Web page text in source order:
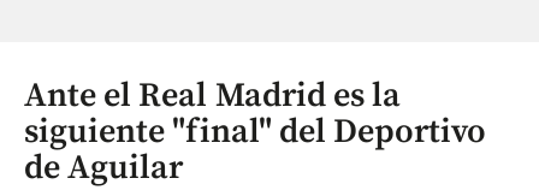
Ante el Real Madrid es la
siguiente "final" del Deportivo
de Aguilar